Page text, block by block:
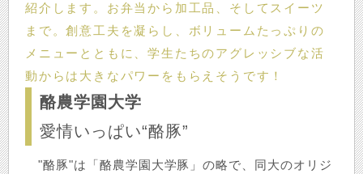
紹介します。お弁当から加工品、そしてスイーツ
まで。創意工夫を凝らし、ボリュームたっぷりの
メニューとともに、学生たちのアグレッシブな活
動からは大きなパワーをもらえそうです！
酪農学園大学
愛情いっぱい“酪豚”
"酪豚"は「酪農学園大学豚」の略で、同大のオリジ